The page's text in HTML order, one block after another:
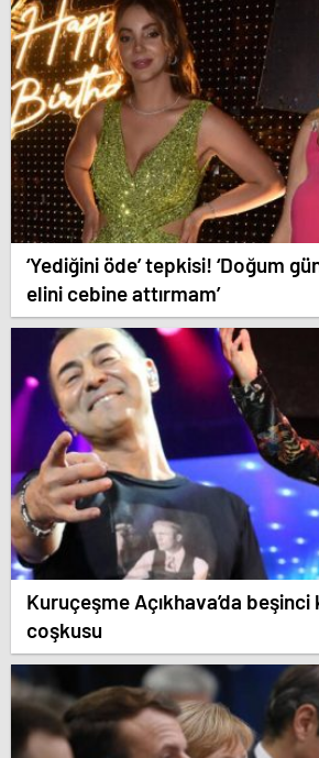
‘Yediğini öde’ tepkisi! ‘Doğum
elini cebine attırmam’
Kuruçeşme Açıkhava’da
coşkusu